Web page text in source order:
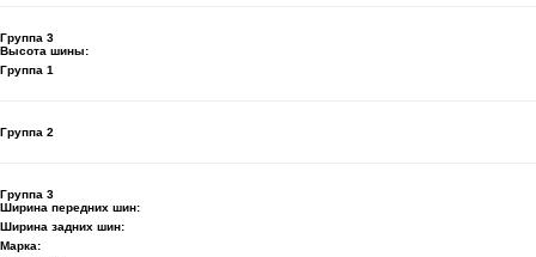
Группа 3
Высота шины:
Группа 1
Группа 2
Группа 3
Ширина передних шин:
Ширина задних шин:
Марка: